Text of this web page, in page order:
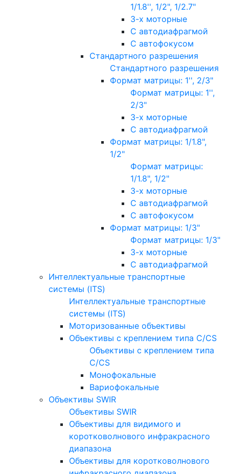
1/1.8'', 1/2", 1/2.7"
3-х моторные
С автодиафрагмой
С автофокусом
Стандартного разрешения
Стандартного разрешения
Формат матрицы: 1'', 2/3"
Формат матрицы: 1'',
2/3"
3-х моторные
С автодиафрагмой
Формат матрицы: 1/1.8",
1/2"
Формат матрицы:
1/1.8", 1/2"
3-х моторные
С автодиафрагмой
С автофокусом
Формат матрицы: 1/3"
Формат матрицы: 1/3"
3-х моторные
С автодиафрагмой
Интеллектуальные транспортные
системы (ITS)
Интеллектуальные транспортные
системы (ITS)
Моторизованные объективы
Объективы с креплением типа C/CS
Объективы с креплением типа
C/CS
Монофокальные
Вариофокальные
Объективы SWIR
Объективы SWIR
Объективы для видимого и
коротковолнового инфракрасного
диапазона
Объективы для коротковолнового